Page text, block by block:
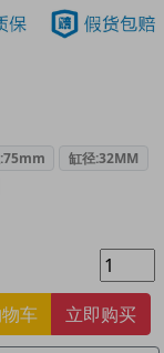
缸径:32MM
车 立即购买